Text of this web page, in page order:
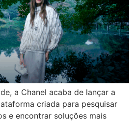
a Chanel acaba de lançar a
criada para pesquisar
e encontrar soluções mais